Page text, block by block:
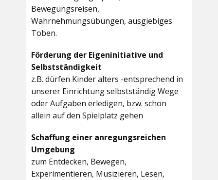
Bewegungsreisen,
Wahrnehmungsübungen, ausgiebiges
Toben.
Förderung der Eigeninitiative und
Selbstständigkeit
z.B. dürfen Kinder alters -entsprechend in
unserer Einrichtung selbstständig Wege
oder Aufgaben erledigen, bzw. schon
allein auf den Spielplatz gehen
Schaffung einer anregungsreichen
Umgebung
zum Entdecken, Bewegen,
Experimentieren, Musizieren, Lesen,